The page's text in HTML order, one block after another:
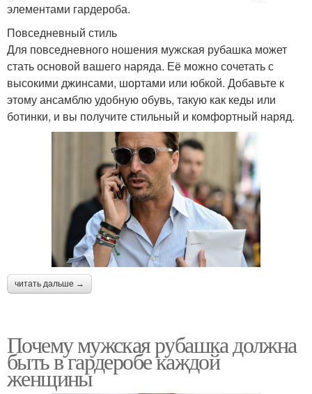
элементами гардероба.
Повседневный стиль
Для повседневного ношения мужская рубашка может
стать основой вашего наряда. Её можно сочетать с
высокими джинсами, шортами или юбкой. Добавьте к
этому ансамблю удобную обувь, такую как кеды или
ботинки, и вы получите стильный и комфортный наряд.
читать дальше →
Почему мужская рубашка должна
быть в гардеробе каждой
женщины